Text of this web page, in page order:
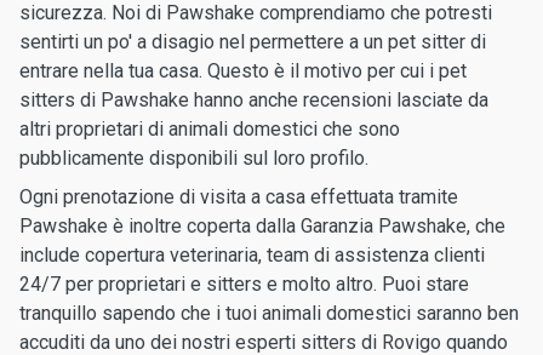
sicurezza. Noi di Pawshake comprendiamo che potresti
sentirti un po' a disagio nel permettere a un pet sitter di
entrare nella tua casa. Questo è il motivo per cui i pet
sitters di Pawshake hanno anche recensioni lasciate da
altri proprietari di animali domestici che sono
pubblicamente disponibili sul loro profilo.
Ogni prenotazione di visita a casa effettuata tramite
Pawshake è inoltre coperta dalla Garanzia Pawshake, che
include copertura veterinaria, team di assistenza clienti
24/7 per proprietari e sitters e molto altro. Puoi stare
tranquillo sapendo che i tuoi animali domestici saranno ben
accuditi da uno dei nostri esperti sitters di Rovigo quando